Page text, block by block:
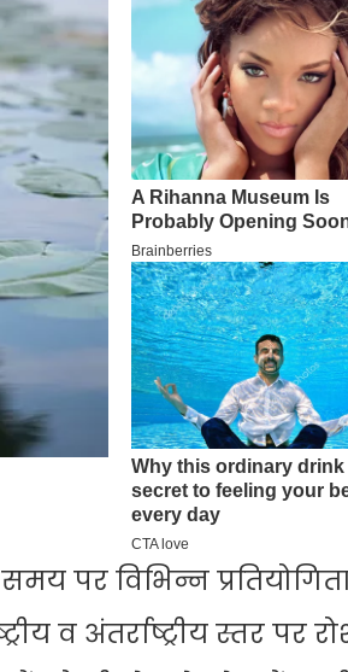
पर विभिन्न
व अंतर्राष्ट्रीय स्तर पर